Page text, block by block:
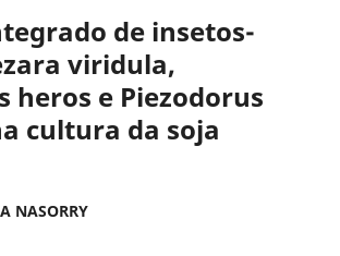
de insetos-
viridula,
heros e Piezodorus
cultura da soja
NASORRY